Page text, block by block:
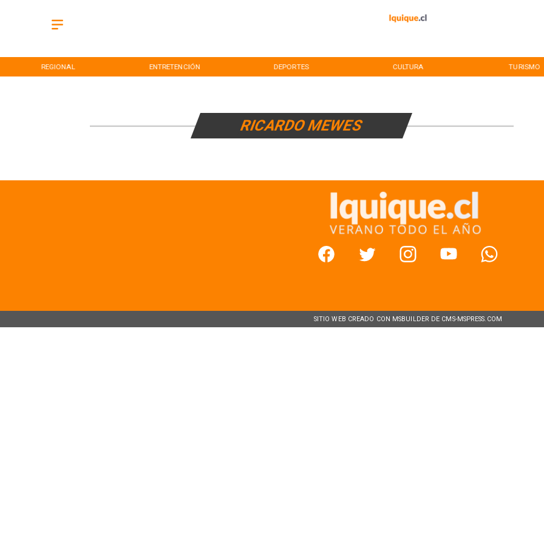
REGIONAL ENTRETENCIÓN DEPORTES CULTURA TURISMO
RICARDO MEWES
SITIO WEB CREADO CON MSBUILDER DE CMS-MSPRESS.COM